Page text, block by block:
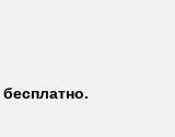
бесплатно.